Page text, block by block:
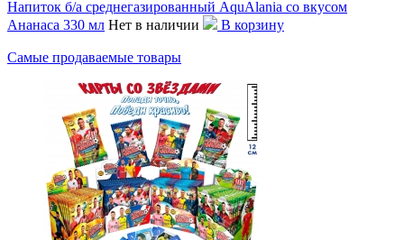
Напиток б/а среднегазированный AquAlania со вкусом
Ананаса 330 мл Нет в наличии В корзину
Самые продаваемые товары